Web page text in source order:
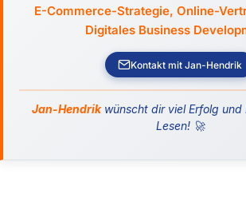
E-Commerce-Strategie, Online-
Digitales Business
Kontakt mit Jan-Hendrik
Jan-Hendrikwünscht dir viel Erfolg und
Lesen! 🚀